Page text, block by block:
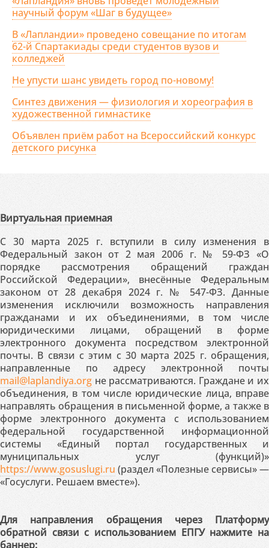
научный форум «Шаг в будущее»
В «Лапландии» проведено совещание по итогам
62-й Спартакиады среди студентов вузов и
колледжей
Не упусти шанс увидеть город по-новому!
Синтез движения — физиология и хореография в
художественной гимнастике
Объявлен приём работ на Всероссийский конкурс
детского рисунка
Виртуальная приемная
С 30 марта 2025 г. вступили в силу изменения в
Федеральный закон от 2 мая 2006 г. № 59-ФЗ «О
порядке рассмотрения обращений граждан
Российской Федерации», внесённые Федеральным
законом от 28 декабря 2024 г. № 547-ФЗ. Данные
изменения исключили возможность направления
гражданами и их объединениями, в том числе
юридическими лицами, обращений в форме
электронного документа посредством электронной
почты. В связи с этим с 30 марта 2025 г. обращения,
направленные по адресу электронной почты
mail@laplandiya.org не рассматриваются. Граждане и их
объединения, в том числе юридические лица, вправе
направлять обращения в письменной форме, а также в
форме электронного документа с использованием
федеральной государственной информационной
системы «Единый портал государственных и
муниципальных услуг (функций)»
https://www.gosuslugi.ru (раздел «Полезные сервисы» —
«Госуслуги. Решаем вместе»).
Для направления обращения через Платформу
обратной связи с использованием ЕПГУ нажмите на
баннер: